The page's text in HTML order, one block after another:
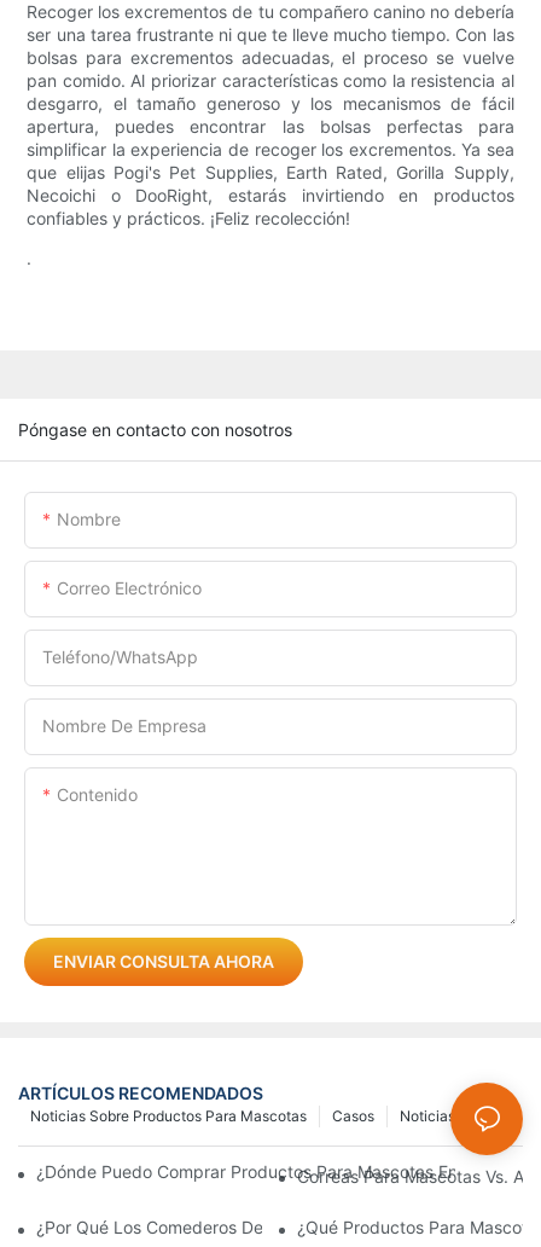
Recoger los excrementos de tu compañero canino no debería
ser una tarea frustrante ni que te lleve mucho tiempo. Con las
bolsas para excrementos adecuadas, el proceso se vuelve
pan comido. Al priorizar características como la resistencia al
desgarro, el tamaño generoso y los mecanismos de fácil
apertura, puedes encontrar las bolsas perfectas para
simplificar la experiencia de recoger los excrementos. Ya sea
que elijas Pogi's Pet Supplies, Earth Rated, Gorilla Supply,
Necoichi o DooRight, estarás invirtiendo en productos
confiables y prácticos. ¡Feliz recolección!
.
Póngase en contacto con nosotros
Nombre
Correo Electrónico
Teléfono/WhatsApp
Nombre De Empresa
Contenido
ENVIAR CONSULTA AHORA
ARTÍCULOS RECOMENDADOS
Noticias
Casos
Noticias Sobre Productos Para Mascotas
¿Dónde Puedo Comprar Productos Para Mascotas En Línea?
Correas Para Mascotas Vs.
¿Por Qué Los Comederos De Acero Inoxidable Para Perros Y
¿Qué Productos Para